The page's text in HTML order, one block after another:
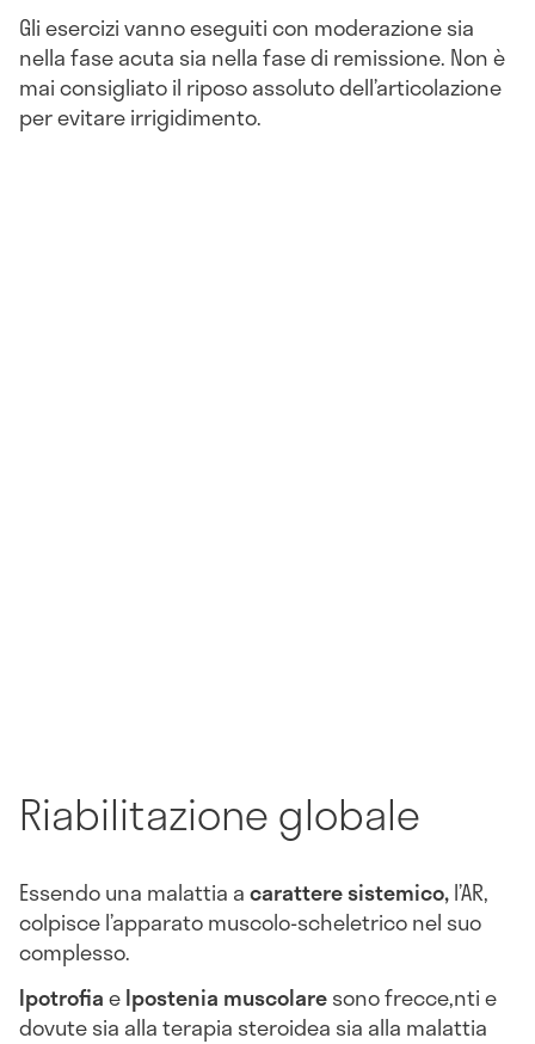
Gli esercizi vanno eseguiti con moderazione sia
nella fase acuta sia nella fase di remissione. Non è
mai consigliato il riposo assoluto dell’articolazione
per evitare irrigidimento.
Riabilitazione globale
Essendo una malattia acarattere sistemico,l’AR,
colpisce l’apparato muscolo-scheletrico nel suo
complesso.
IpotrofiaeIpostenia muscolaresono frecce,nti e
dovute sia alla terapia steroidea sia alla malattia